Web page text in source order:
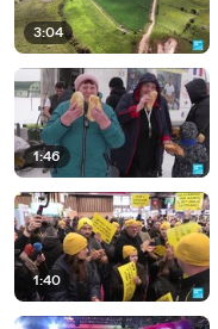
3:04
1:46
1:40